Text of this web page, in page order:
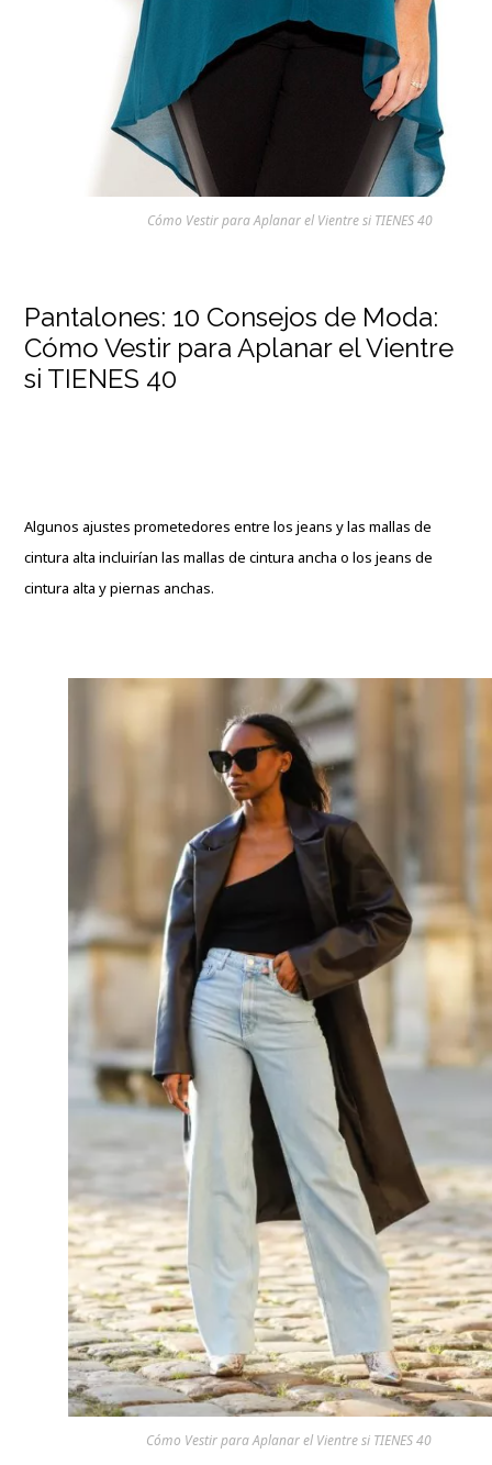
Cómo Vestir para Aplanar el Vientre si TIENES 40
Pantalones: 10 Consejos de Moda:
Cómo Vestir para Aplanar el Vientre
si TIENES 40
Algunos ajustes prometedores entre los jeans y las mallas de
cintura alta incluirían las mallas de cintura ancha o los jeans de
cintura alta y piernas anchas.
Cómo Vestir para Aplanar el Vientre si TIENES 40